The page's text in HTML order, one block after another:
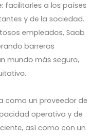
facilitarles a los países
y de la sociedad.
empleados, Saab
barreras
mundo más seguro,
como un proveedor de
operativa y de
así como con un